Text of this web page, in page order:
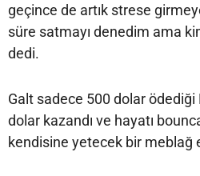
geçince de artık strese
süre satmayı denedim ama
dedi.
Galt sadece 500 dolar ödediği
dolar kazandı ve hayatı
kendisine yetecek bir meblağ